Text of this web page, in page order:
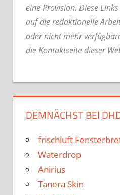
eine Provision. Diese
auf die redaktionelle
oder nicht mehr
die Kontaktseite dieser
DEMNÄCHST BEI
frischluft
Waterdrop
Anirius
Tanera Skin